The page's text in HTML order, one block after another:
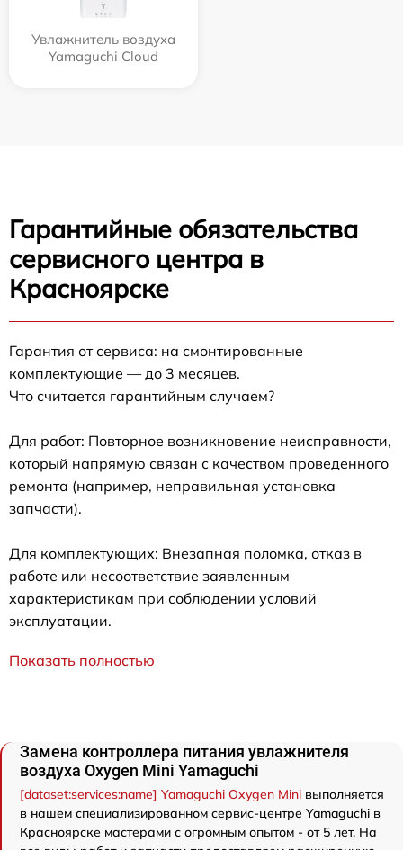
Увлажнитель воздуха
Yamaguchi Cloud
Гарантийные обязательства
сервисного центра в
Красноярске
Гарантия от сервиса: на смонтированные
комплектующие — до 3 месяцев.
Что считается гарантийным случаем?
Для работ: Повторное возникновение неисправности,
который напрямую связан с качеством проведенного
ремонта (например, неправильная установка
запчасти).
Для комплектующих: Внезапная поломка, отказ в
работе или несоответствие заявленным
характеристикам при соблюдении условий
эксплуатации.
Показать полностью
Замена контроллера питания увлажнителя
воздуха Oxygen Mini Yamaguchi
[dataset:services:name] Yamaguchi Oxygen Mini выполняется
в нашем специализированном сервис-центре Yamaguchi в
Красноярске мастерами с огромным опытом - от 5 лет. На